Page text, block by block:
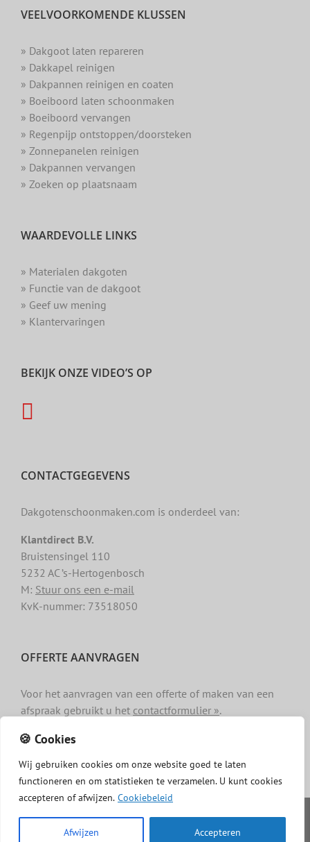
🍪 Cookies
Wij gebruiken cookies om onze website goed te laten
functioneren en om statistieken te verzamelen. U kunt cookies
accepteren of afwijzen. Cookiebeleid
Afwijzen Accepteren
VEELVOORKOMENDE KLUSSEN
» Dakgoot laten repareren
» Dakkapel reinigen
» Dakpannen reinigen en coaten
» Boeiboord laten schoonmaken
» Boeiboord vervangen
» Regenpijp ontstoppen/doorsteken
» Zonnepanelen reinigen
» Dakpannen vervangen
» Zoeken op plaatsnaam
WAARDEVOLLE LINKS
» Materialen dakgoten
» Functie van de dakgoot
» Geef uw mening
» Klantervaringen
BEKIJK ONZE VIDEO’S OP
CONTACTGEGEVENS
Dakgotenschoonmaken.com is onderdeel van:
Klantdirect B.V.
Bruistensingel 110
5232 AC ’s-Hertogenbosch
M: Stuur ons een e-mail
KvK-nummer: 73518050
OFFERTE AANVRAGEN
Voor het aanvragen van een offerte of maken van een
afspraak gebruikt u het contactformulier ».
Copyright -Dakgotenschoonmaken.com|Privacy|Algemene
voorwaarden
Disclaimer